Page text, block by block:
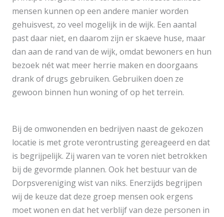
mensen kunnen op een andere manier worden
gehuisvest, zo veel mogelijk in de wijk. Een aantal
past daar niet, en daarom zijn er skaeve huse, maar
dan aan de rand van de wijk, omdat bewoners en hun
bezoek nét wat meer herrie maken en doorgaans
drank of drugs gebruiken. Gebruiken doen ze
gewoon binnen hun woning of op het terrein.
Bij de omwonenden en bedrijven naast de gekozen
locatie is met grote verontrusting gereageerd en dat
is begrijpelijk. Zij waren van te voren niet betrokken
bij de gevormde plannen. Ook het bestuur van de
Dorpsvereniging wist van niks. Enerzijds begrijpen
wij de keuze dat deze groep mensen ook ergens
moet wonen en dat het verblijf van deze personen in